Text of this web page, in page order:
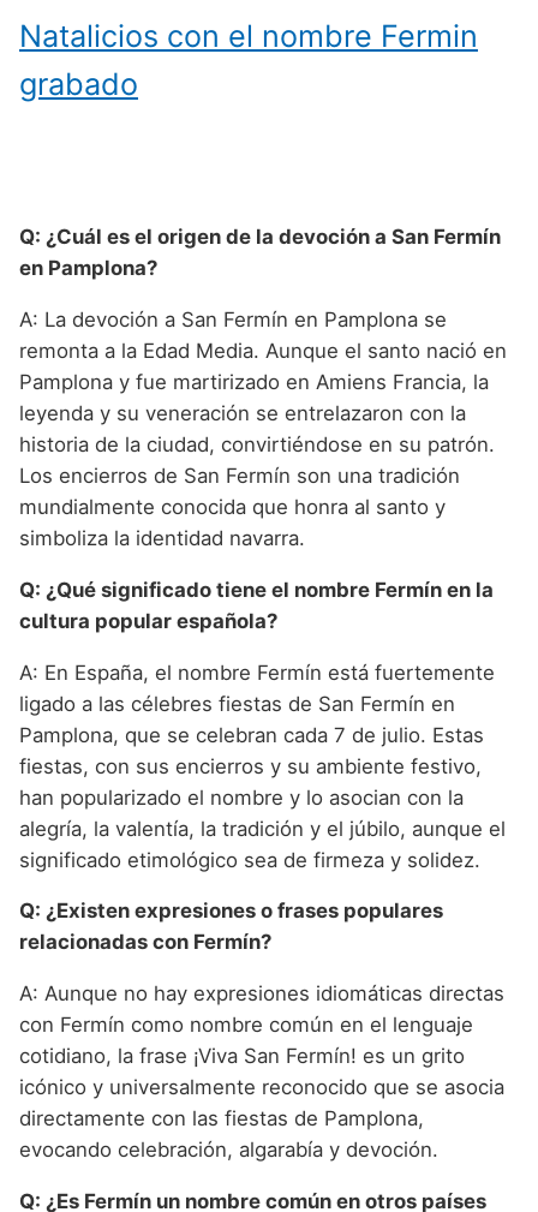
Natalicios con el nombre Fermin
grabado
Q: ¿Cuál es el origen de la devoción a San Fermín
en Pamplona?
A: La devoción a San Fermín en Pamplona se
remonta a la Edad Media. Aunque el santo nació en
Pamplona y fue martirizado en Amiens Francia, la
leyenda y su veneración se entrelazaron con la
historia de la ciudad, convirtiéndose en su patrón.
Los encierros de San Fermín son una tradición
mundialmente conocida que honra al santo y
simboliza la identidad navarra.
Q: ¿Qué significado tiene el nombre Fermín en la
cultura popular española?
A: En España, el nombre Fermín está fuertemente
ligado a las célebres fiestas de San Fermín en
Pamplona, que se celebran cada 7 de julio. Estas
fiestas, con sus encierros y su ambiente festivo,
han popularizado el nombre y lo asocian con la
alegría, la valentía, la tradición y el júbilo, aunque el
significado etimológico sea de firmeza y solidez.
Q: ¿Existen expresiones o frases populares
relacionadas con Fermín?
A: Aunque no hay expresiones idiomáticas directas
con Fermín como nombre común en el lenguaje
cotidiano, la frase ¡Viva San Fermín! es un grito
icónico y universalmente reconocido que se asocia
directamente con las fiestas de Pamplona,
evocando celebración, algarabía y devoción.
Q: ¿Es Fermín un nombre común en otros países